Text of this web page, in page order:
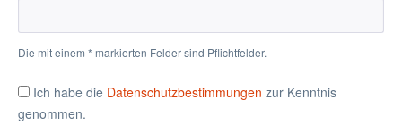
Die mit einem * markierten Felder sind Pflichtfelder.
Ich habe die Datenschutzbestimmungen zur Kenntnis
genommen.